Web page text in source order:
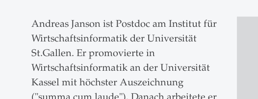
Andreas Janson ist Postdoc am Institut für
Wirtschaftsinformatik der Universität
St.Gallen. Er promovierte in
Wirtschaftsinformatik an der Universität
Kassel mit höchster Auszeichnung